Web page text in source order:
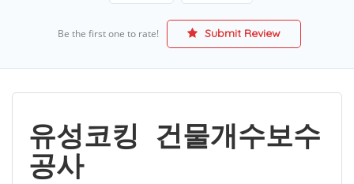
Be the first one to rate! Submit Review
유성코킹 건물개수보수
공사